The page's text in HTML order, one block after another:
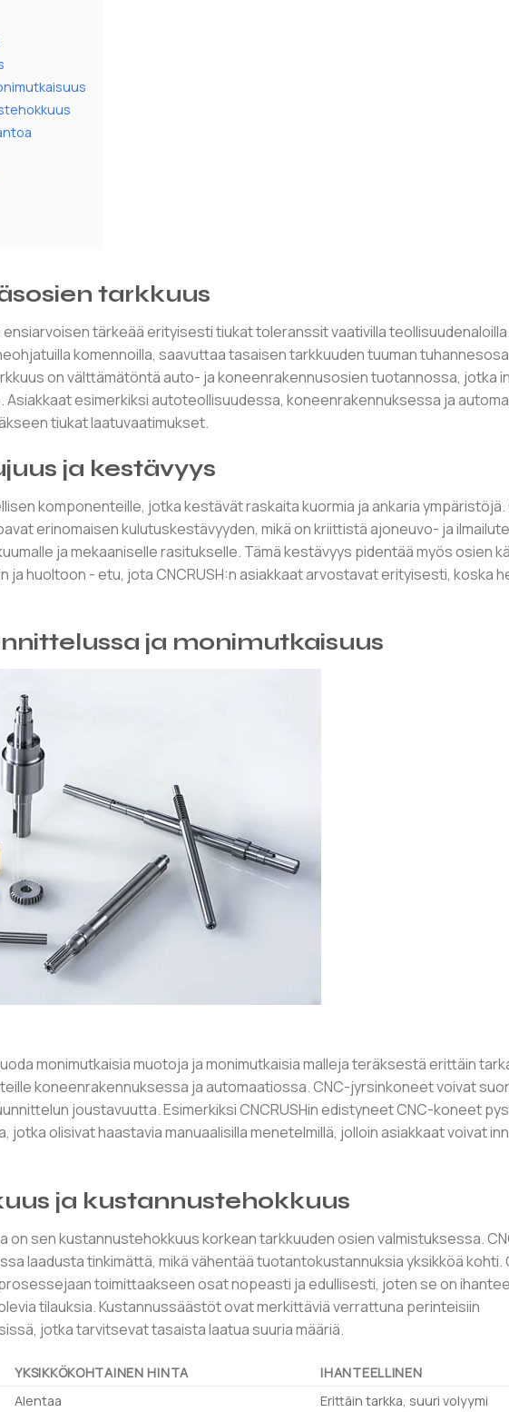
tarkkuus
tärkeää erityisesti tiukat toleranssit vaativilla
komennoilla, saavuttaa tasaisen tarkkuuden tuuman
on välttämätöntä auto- ja koneenrakennusosien tuotannossa, jotka
esimerkiksi autoteollisuudessa, koneenrakennuksessa ja
tiukat laatuvaatimukset.
ja kestävyys
komponenteille, jotka kestävät raskaita kuormia ja ankaria ympäristöjä.
erinomaisen kulutuskestävyyden, mikä on kriittistä ajoneuvo- ja
ja mekaaniselle rasitukselle. Tämä kestävyys pidentää myös osien
ja huoltoon - etu, jota CNCRUSH:n asiakkaat arvostavat erityisesti, koska
ja monimutkaisuus
monimutkaisia ​​muotoja ja monimutkaisia ​​malleja teräksestä erittäin
koneenrakennuksessa ja automaatiossa. CNC-jyrsinkoneet voivat
joustavuutta. Esimerkiksi CNCRUSHin edistyneet CNC-koneet
olisivat haastavia manuaalisilla menetelmillä, jolloin asiakkaat voivat
ja kustannustehokkuus
on sen kustannustehokkuus korkean tarkkuuden osien valmistuksessa.
laadusta tinkimättä, mikä vähentää tuotantokustannuksia yksikköä kohti.
toimittaakseen osat nopeasti ja edullisesti, joten se on
tilauksia. Kustannussäästöt ovat merkittäviä verrattuna perinteisiin
jotka tarvitsevat tasaista laatua suuria määriä.
YKSIKKÖKOHTAINEN HINTA
IHANTEELLINEN
Alentaa
Erittäin tarkka, suuri volyymi